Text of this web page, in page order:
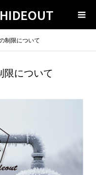
制限について
限について